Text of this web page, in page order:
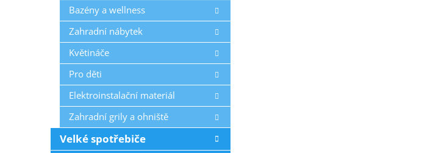
Bazény a wellness
Zahradní nábytek
Květináče
Pro děti
Elektroinstalační materiál
Zahradní grily a ohniště
Velké spotřebiče